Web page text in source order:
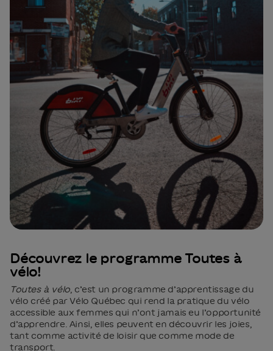
Découvrez le programme Toutes à
vélo!
Toutes à vélo, c’est un programme d’apprentissage du
vélo créé par Vélo Québec qui rend la pratique du vélo
accessible aux femmes qui n’ont jamais eu l’opportunité
d’apprendre. Ainsi, elles peuvent en découvrir les joies,
tant comme activité de loisir que comme mode de
transport.